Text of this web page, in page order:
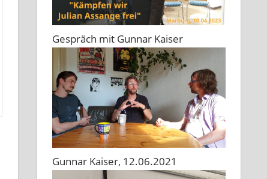
Gespräch mit Gunnar Kaiser
Gunnar Kaiser, 12.06.2021